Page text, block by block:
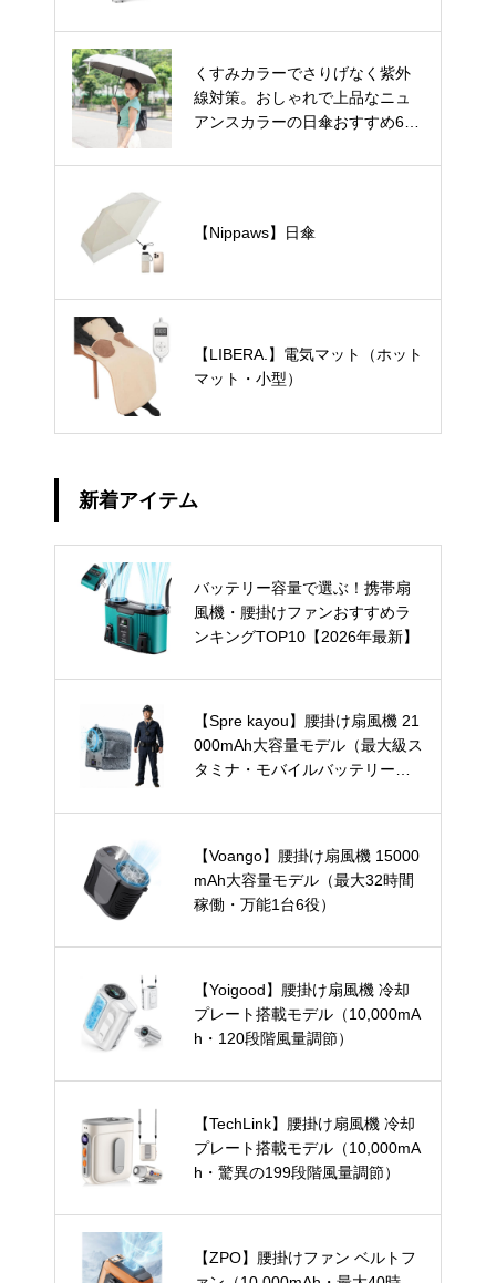
くすみカラーでさりげなく紫外
線対策。おしゃれで上品なニュ
アンスカラーの日傘おすすめ6
【Nippaws】日傘
【LIBERA.】電気マット（ホット
マット・小型）
新着アイテム
バッテリー容量で選ぶ！携帯扇
風機・腰掛けファンおすすめラ
ンキングTOP10【2026年最新】
【Spre kayou】腰掛け扇風機 21
000mAh大容量モデル（最大級ス
タミナ・モバイルバッテリー兼
【Voango】腰掛け扇風機 15000
mAh大容量モデル（最大32時間
稼働・万能1台6役）
【Yoigood】腰掛け扇風機 冷却
プレート搭載モデル（10,000mA
h・120段階風量調節）
【TechLink】腰掛け扇風機 冷却
プレート搭載モデル（10,000mA
h・驚異の199段階風量調節）
【ZPO】腰掛けファン ベルトフ